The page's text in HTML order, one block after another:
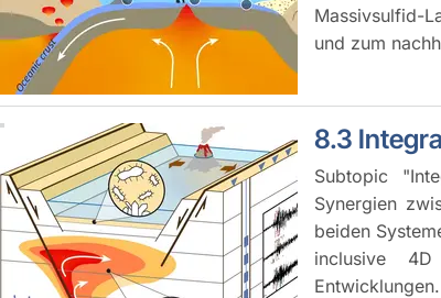
Massivsulfid-
und zum
8.3
Subtopic
Synergien
beiden
inclusive 4D
Entwicklungen.